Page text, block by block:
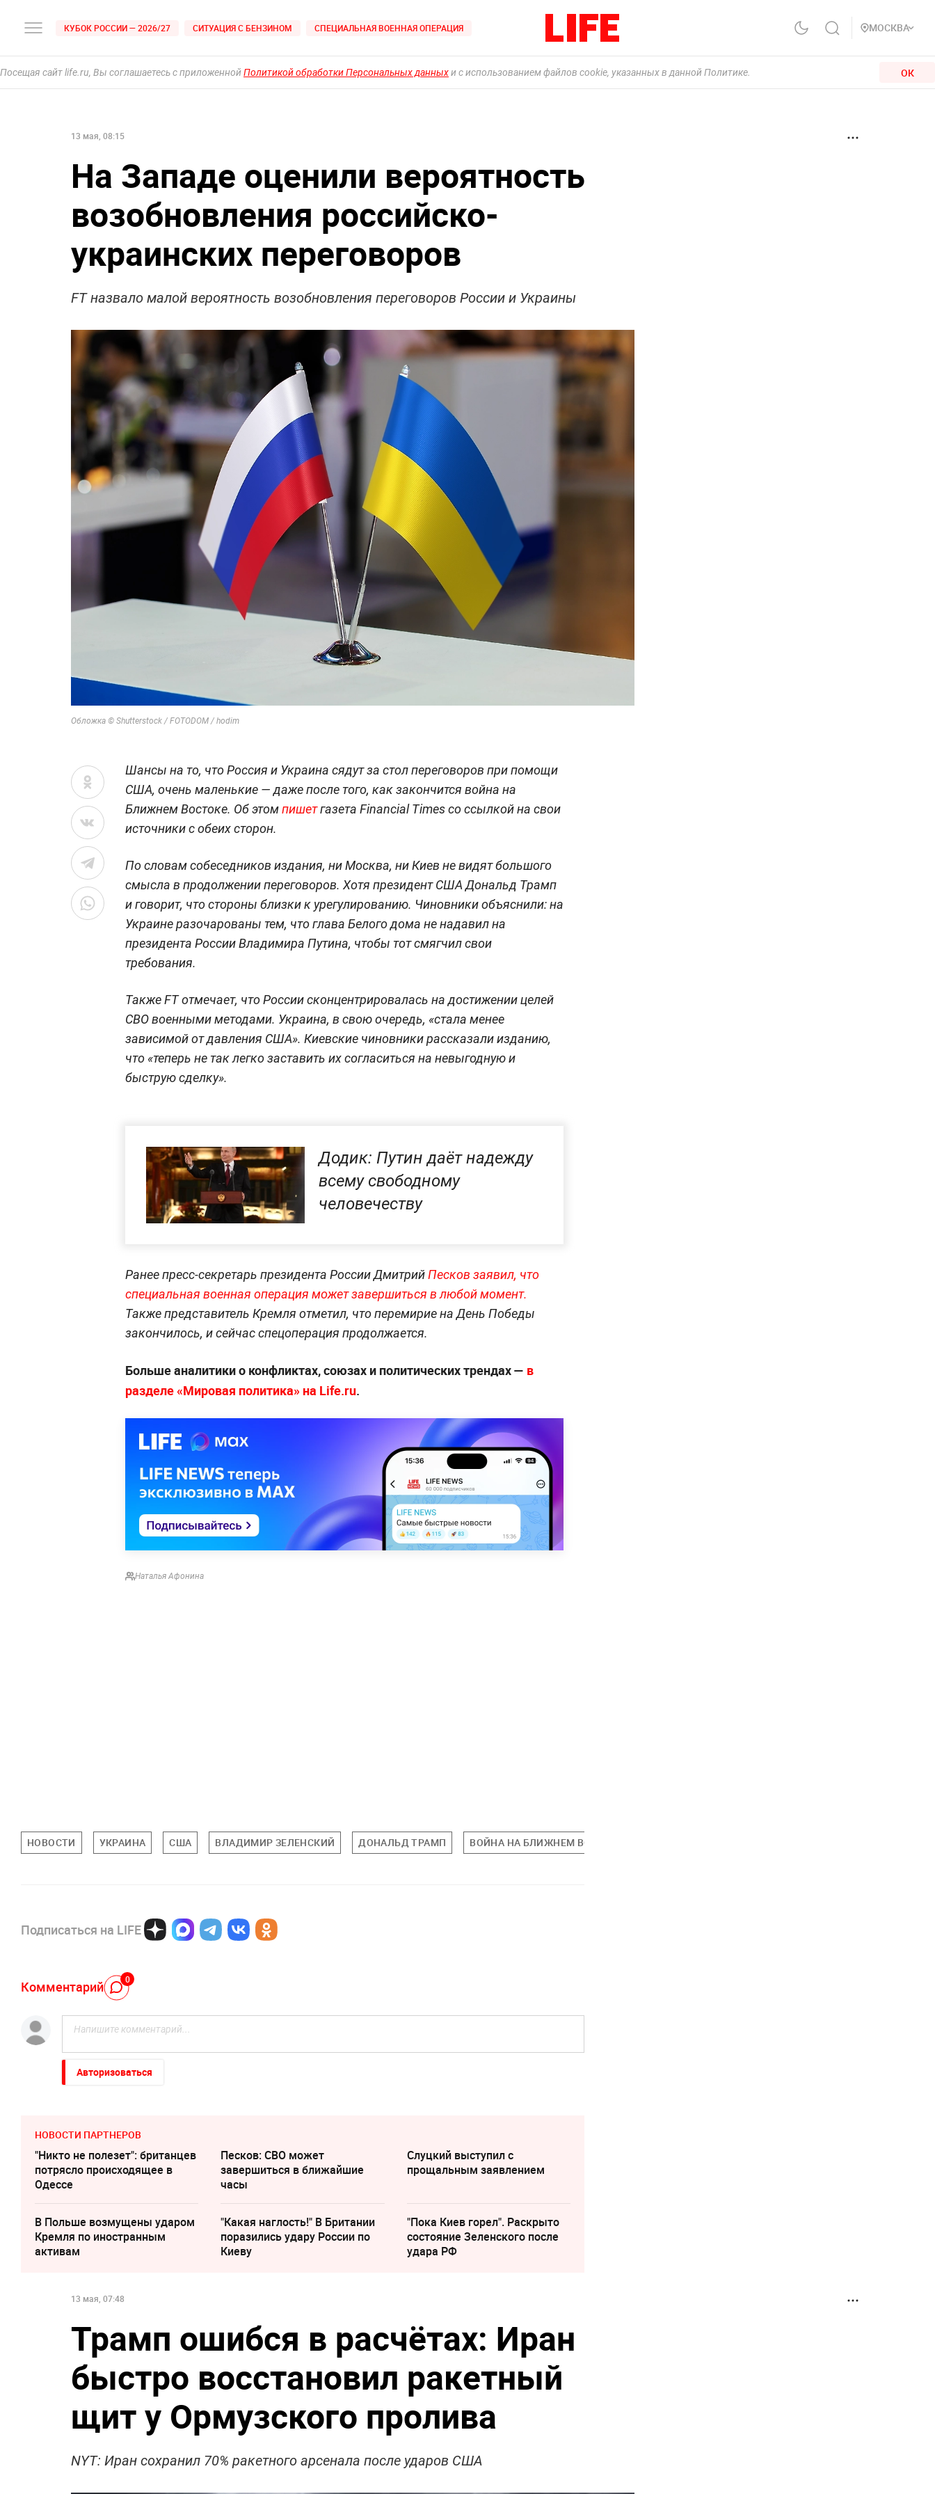
КУБОК РОССИИ — 2026/27 СИТУАЦИЯ С БЕНЗИНОМ СПЕЦИАЛЬНАЯ ВОЕННАЯ ОПЕРАЦИЯ МОСКВА
Посещая сайт life.ru, Вы соглашаетесь с приложеннойПолитикой обработки Персональных данныхи с использованием файлов cookie, указанных в данной Политике. ОК
13 мая, 08:15
На Западе оценили вероятность
возобновления российско-
украинских переговоров
FT назвало малой вероятность возобновления переговоров России и Украины
Обложка © Shutterstock / FOTODOM / hodim
Шансы на то, что Россия и Украина сядут за стол переговоров при помощи
США, очень маленькие — даже после того, как закончится война на
Ближнем Востоке. Об этомпишетгазета Financial Times со ссылкой на свои
источники с обеих сторон.
По словам собеседников издания, ни Москва, ни Киев не видят большого
смысла в продолжении переговоров. Хотя президент США Дональд Трамп
и говорит, что стороны близки к урегулированию. Чиновники объяснили: на
Украине разочарованы тем, что глава Белого дома не надавил на
президента России Владимира Путина, чтобы тот смягчил свои
требования.
Также FT отмечает, что России сконцентрировалась на достижении целей
СВО военными методами. Украина, в свою очередь, «стала менее
зависимой от давления США». Киевские чиновники рассказали изданию,
что «теперь не так легко заставить их согласиться на невыгодную и
быструю сделку».
Додик: Путин даёт надежду
всему свободному
человечеству
Ранее пресс-секретарь президента России ДмитрийПесков заявил, что
специальная военная операция может завершиться в любой момент.
Также представитель Кремля отметил, что перемирие на День Победы
закончилось, и сейчас спецоперация продолжается.
Больше аналитики о конфликтах, союзах и политических трендах — в
разделе «Мировая политика» на Life.ru.
Наталья Афонина
НОВОСТИ УКРАИНА США ВЛАДИМИР ЗЕЛЕНСКИЙ ДОНАЛЬД ТРАМП ВОЙНА НА БЛИЖНЕМ ВОСТОКЕ
Подписаться на LIFE
Комментарий 0
Авторизоваться
НОВОСТИ ПАРТНЕРОВ
"Никто не полезет": британцев
потрясло происходящее в
Одессе
Песков: СВО может
завершиться в ближайшие
часы
Слуцкий выступил с
прощальным заявлением
В Польше возмущены ударом
Кремля по иностранным
активам
"Какая наглость!" В Британии
поразились удару России по
Киеву
"Пока Киев горел". Раскрыто
состояние Зеленского после
удара РФ
13 мая, 07:48
Трамп ошибся в расчётах: Иран
быстро восстановил ракетный
щит у Ормузского пролива
NYT: Иран сохранил 70% ракетного арсенала после ударов США